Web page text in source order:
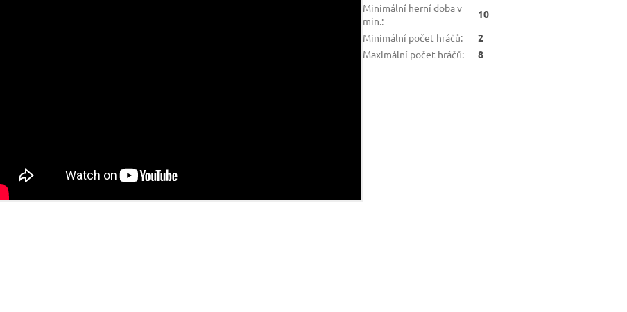
Minimální herní doba v
min. :
10
Minimální počet hráčů:
2
Maximální počet hráčů: 8